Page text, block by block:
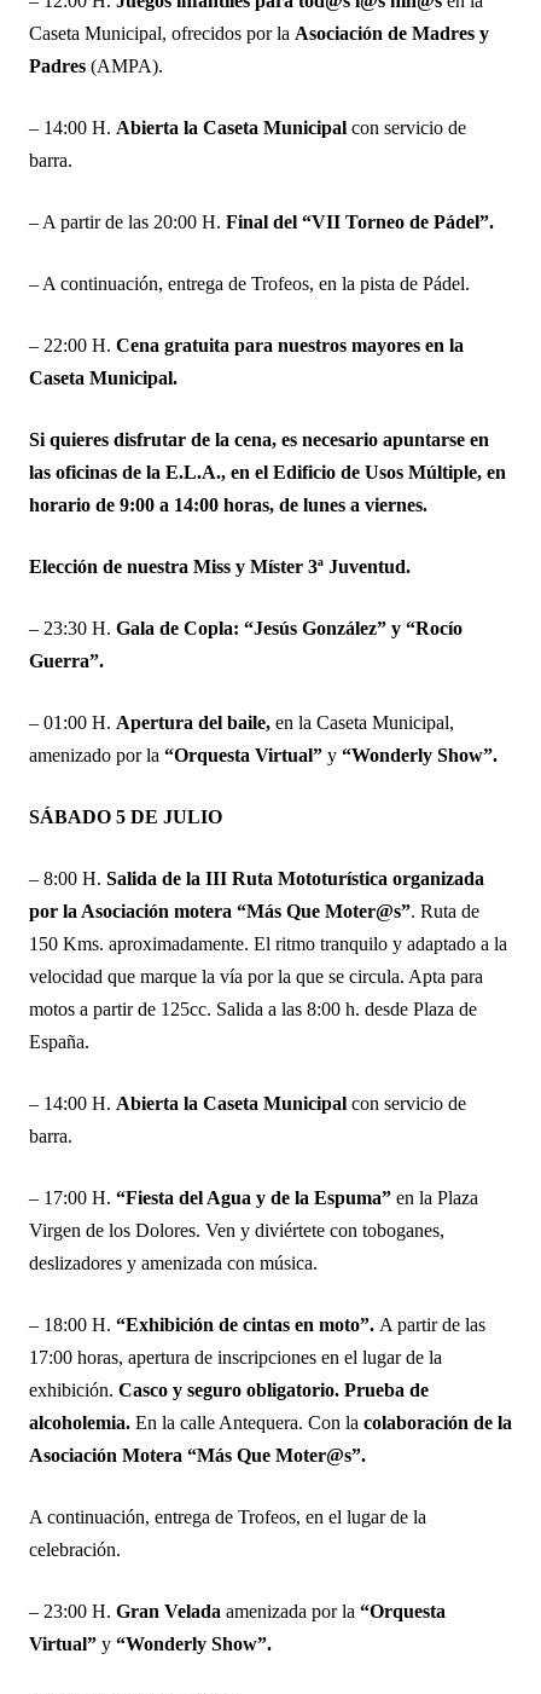
Caseta Municipal, ofrecidos por la Asociación de Madres y
Padres (AMPA).
– 14:00 H. Abierta la Caseta Municipal con servicio de
barra.
– A partir de las 20:00 H. Final del “VII Torneo de Pádel”.
– A continuación, entrega de Trofeos, en la pista de Pádel.
– 22:00 H. Cena gratuita para nuestros mayores en la
Caseta Municipal.
Si quieres disfrutar de la cena, es necesario apuntarse en
las oficinas de la E.L.A., en el Edificio de Usos Múltiple, en
horario de 9:00 a 14:00 horas, de lunes a viernes.
Elección de nuestra Miss y Míster 3ª Juventud.
– 23:30 H. Gala de Copla: “Jesús González” y “Rocío
Guerra”.
– 01:00 H. Apertura del baile, en la Caseta Municipal,
amenizado por la “Orquesta Virtual” y “Wonderly Show”.
SÁBADO 5 DE JULIO
– 8:00 H. Salida de la III Ruta Mototurística organizada
por la Asociación motera “Más Que Moter@s”. Ruta de
150 Kms. aproximadamente. El ritmo tranquilo y adaptado a la
velocidad que marque la vía por la que se circula. Apta para
motos a partir de 125cc. Salida a las 8:00 h. desde Plaza de
España.
– 14:00 H. Abierta la Caseta Municipal con servicio de
barra.
– 17:00 H. “Fiesta del Agua y de la Espuma” en la Plaza
Virgen de los Dolores. Ven y diviértete con toboganes,
deslizadores y amenizada con música.
– 18:00 H. “Exhibición de cintas en moto”. A partir de las
17:00 horas, apertura de inscripciones en el lugar de la
exhibición. Casco y seguro obligatorio. Prueba de
alcoholemia. En la calle Antequera. Con la colaboración de la
Asociación Motera “Más Que Moter@s”.
A continuación, entrega de Trofeos, en el lugar de la
celebración.
– 23:00 H. Gran Velada amenizada por la “Orquesta
Virtual” y “Wonderly Show”.